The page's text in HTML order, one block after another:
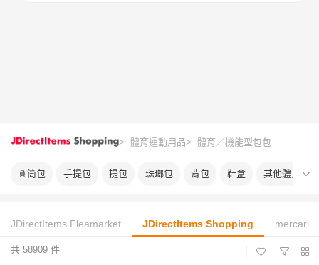
> 體育運動用品> 體育／機能型包包
圓筒包 手提包 提包 琺瑯包 背包 鞋盒 其他體育包
JDirectItems Fleamarket JDirectItems Shopping mercari
共 58909 件